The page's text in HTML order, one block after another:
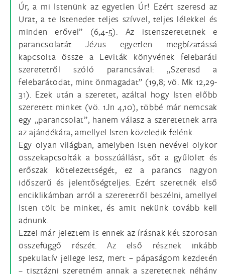
Úr, a mi Istenünk az egyetlen Úr! Ezért szeresd az
Urat, a te Istenedet teljes szívvel, teljes lélekkel és
minden erővel” (6,4-5). Az istenszeretetnek e
parancsolatát Jézus egyetlen megbízatássá
kapcsolta össze a Leviták könyvének felebaráti
szeretetről szóló parancsával: „Szeresd a
felebarátodat, mint önmagadat” (19,8; vö. Mk 12,29-
31). Ezek után a szeretet, azáltal hogy Isten előbb
szeretett minket (vö. 1Jn 4,10), többé már nemcsak
egy „parancsolat”, hanem válasz a szeretetnek arra
az ajándékára, amellyel Isten közeledik felénk.
Egy olyan világban, amelyben Isten nevével olykor
összekapcsolták a bosszúállást, sőt a gyűlölet és
erőszak kötelezettségét, ez a parancs nagyon
időszerű és jelentőségteljes. Ezért szeretnék első
enciklikámban arról a szeretetről beszélni, amellyel
Isten tölt be minket, és amit nekünk tovább kell
adnunk.
Ezzel már jeleztem is ennek az írásnak két szorosan
összefüggő részét. Az első résznek inkább
spekulatív jellege lesz, mert – pápaságom kezdetén
– tisztázni szeretném annak a szeretetnek néhány